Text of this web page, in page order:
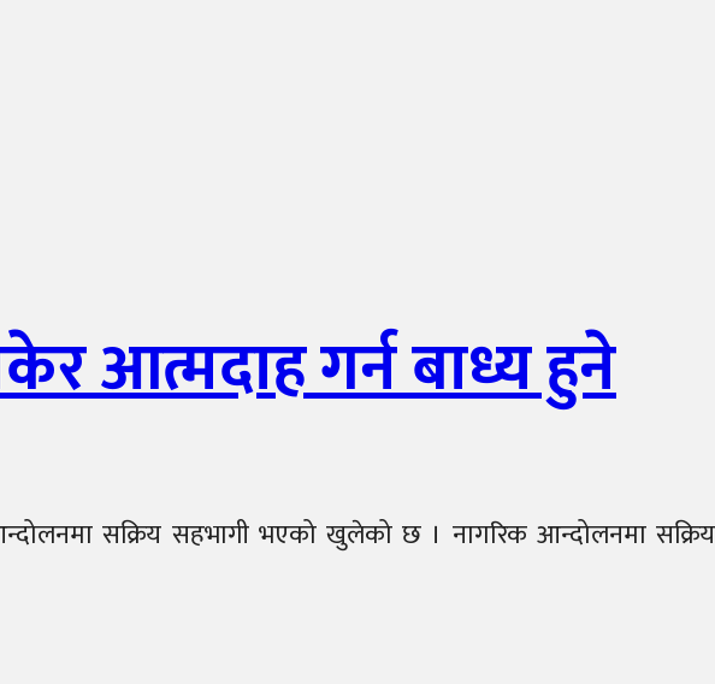
आत्मदाह गर्न बाध्य हुने
सक्रिय सहभागी भएको खुलेको छ । नागरिक आन्दोलनमा सक्रिय